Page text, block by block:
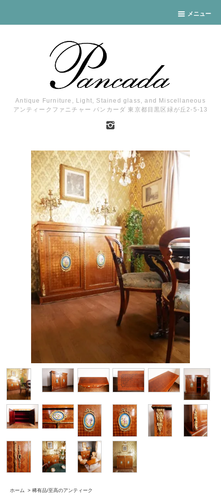
メニュー
Antique Furniture, Light, Stained glass, and Miscellaneous
アンティークファニチャー パンカーダ 東京都目黒区緑が丘2-5-13
ホーム > 稀有品/至高のアンティーク